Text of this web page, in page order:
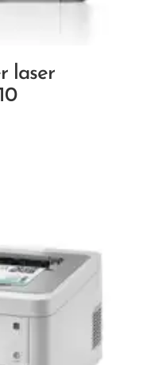
laser